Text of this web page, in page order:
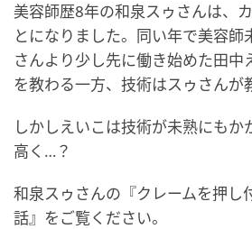
美容師歴8年の和泉スゥさんは、
とになりました。同い年で美容師
さんより少し先に働き始めた田中
を教わる一方、技術はスゥさんが
しかしえいこは技術が未熟にもか
高く…？
和泉スゥさんの『クレームを押し
話』をご覧ください。